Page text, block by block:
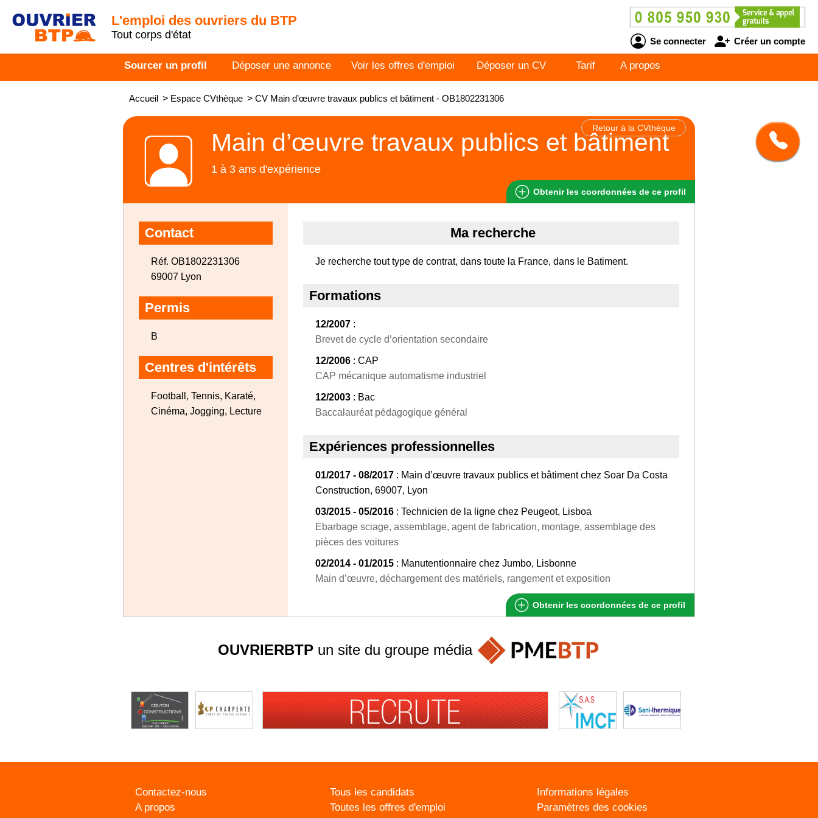
L'emploi des ouvriers du BTP
Tout corps d'état
Se connecter Créer un compte
Sourcer un profil Déposer une annonce Voir les offres d'emploi Déposer un CV Tarif A propos
Accueil > Espace CVthèque > CV Main d’œuvre travaux publics et bâtiment - OB1802231306
Retour à la CVthèque
Main d’œuvre travaux publics et bâtiment
1 à 3 ans d'expérience
Obtenir les coordonnées de ce profil
Contact
Réf. OB1802231306
69007 Lyon
Permis
B
Centres d'intérêts
Football, Tennis, Karaté,
Cinéma, Jogging, Lecture
Ma recherche
Je recherche tout type de contrat, dans toute la France, dans le Batiment.
Formations
12/2007 :
Brevet de cycle d’orientation secondaire
12/2006 : CAP
CAP mécanique automatisme industriel
12/2003 : Bac
Baccalauréat pédagogique général
Expériences professionnelles
01/2017 - 08/2017 : Main d’œuvre travaux publics et bâtiment chez Soar Da Costa
Construction, 69007, Lyon
03/2015 - 05/2016 : Technicien de la ligne chez Peugeot, Lisboa
Ebarbage sciage, assemblage, agent de fabrication, montage, assemblage des
pièces des voitures
02/2014 - 01/2015 : Manutentionnaire chez Jumbo, Lisbonne
Main d’œuvre, déchargement des matériels, rangement et exposition
Obtenir les coordonnées de ce profil
OUVRIERBTP un site du groupe média
Contactez-nous
A propos
Tous les candidats
Toutes les offres d'emploi
Informations légales
Paramètres des cookies